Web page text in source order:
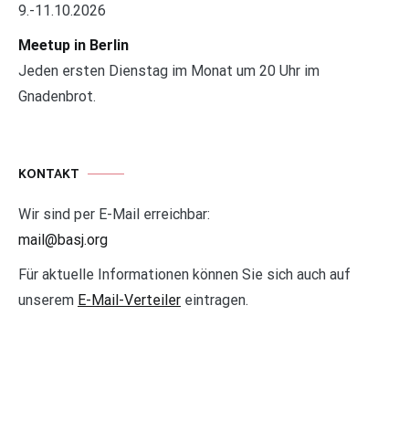
9.-11.10.2026
Meetup in Berlin
Jeden ersten Dienstag im Monat um 20 Uhr im
Gnadenbrot.
KONTAKT
Wir sind per E-Mail erreichbar:
mail@basj.org
Für aktuelle Informationen können Sie sich auch auf
unserem E-Mail-Verteiler eintragen.